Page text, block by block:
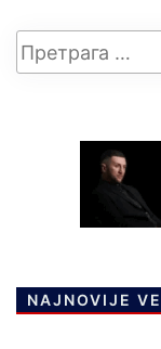
NAJNOVIJE